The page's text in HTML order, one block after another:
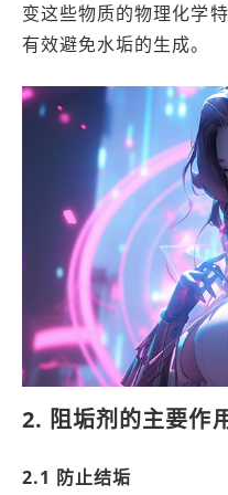
变这些物质的物理化学
有效避免水垢的生成。
2. 阻垢剂的主要作
2.1 防止结垢